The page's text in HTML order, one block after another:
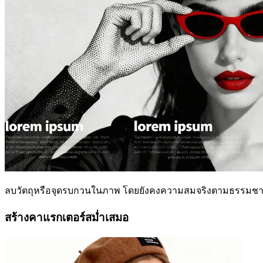
ลบวัตถุหรือจุดรบกวนในภาพ โดยยังคงความสมจริงตามธรรมช
สร้างคาแรกเตอร์สม่ำเสมอ